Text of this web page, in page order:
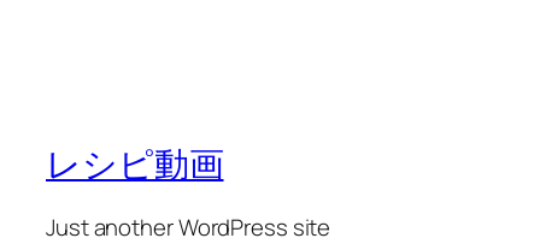
レシピ動画
Just another WordPress site